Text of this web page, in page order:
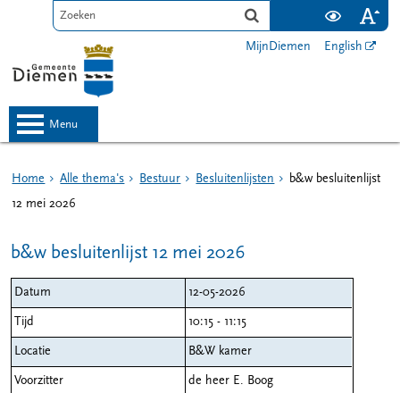
MijnDiemen English
menu
Home Alle thema's Bestuur Besluitenlijsten
b&w besluitenlijst
12 mei 2026
b&w besluitenlijst 12 mei 2026
Datum 12-05-2026
Tijd 10:15 - 11:15
Locatie B&W kamer
Voorzitter de heer E. Boog